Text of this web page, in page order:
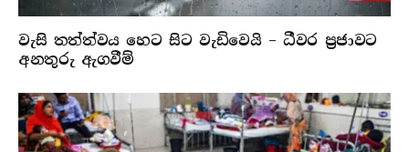
වැසි තත්ත්වය හෙට සිට වැඩිවෙයි – ධීවර ප්‍රජාවට
අනතුරු ඇගවීම්